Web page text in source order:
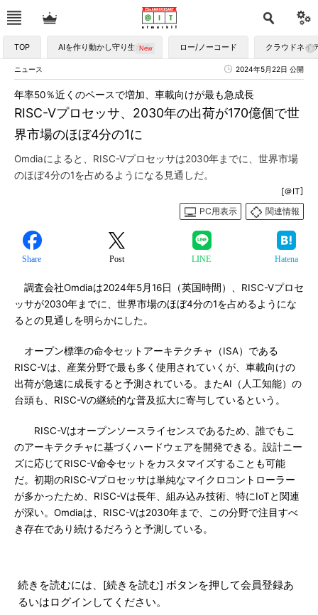
TOP AIを作り動かし守り生かす ロー/ノーコード クラウドネイ
ニュース 2024年5月22日 公開
RISC-Vプロセッサ、2030年の出荷が170億個で世
界市場のほぼ4分の1に
年率50％近くのペースで増加、車載向けが最も急成長
Omdiaによると、RISC-Vプロセッサは2030年までに、世界市場
のほぼ4分の1を占めるようになる見通しだ。
[＠IT]
PC用表示
関連情報
Share Post LINE Hatena
調査会社Omdiaは2024年5月16日（英国時間）、RISC-Vプロセ
ッサが2030年までに、世界市場のほぼ4分の1を占めるようにな
るとの見通しを明らかにした。
オープン標準の命令セットアーキテクチャ（ISA）である
RISC-Vは、産業分野で最も多く使用されていくが、車載向けの
出荷が急速に成長すると予測されている。またAI（人工知能）の
台頭も、RISC-Vの継続的な普及拡大に寄与しているという。
RISC-Vはオープンソースライセンスであるため、誰でもこ
のアーキテクチャに基づくハードウェアを開発できる。設計ニー
ズに応じてRISC-V命令セットをカスタマイズすることも可能
だ。初期のRISC-Vプロセッサは単純なマイクロコントローラー
が多かったため、RISC-Vは長年、組み込み技術、特にIoTと関連
が深い。Omdiaは、RISC-Vは2030年まで、この分野で注目すべ
き存在であり続けるだろうと予測している。
続きを読むには、[続きを読む] ボタンを押して会員登録あ
るいはログインしてください。